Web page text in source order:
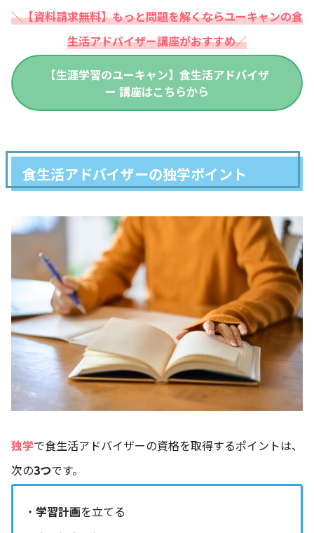
＼【資料請求無料】もっと問題を解くならユーキャンの食
生活アドバイザー講座がおすすめ／
【生涯学習のユーキャン】食生活アドバイザ
ー 講座はこちらから
食生活アドバイザーの独学ポイント
独学で食生活アドバイザーの資格を取得するポイントは、
次の3つです。
・ 学習計画を立てる